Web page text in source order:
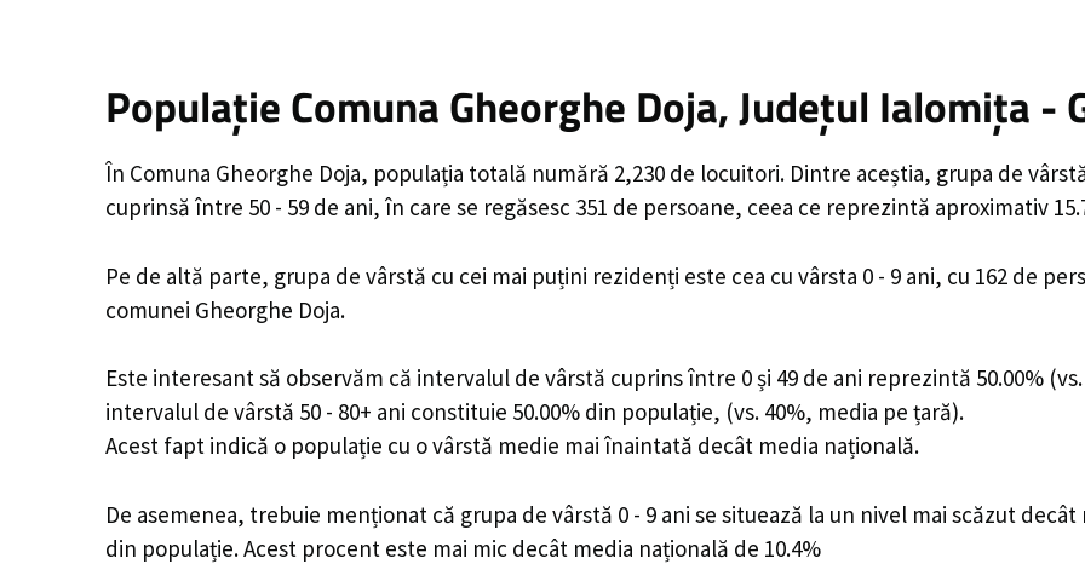
Populație Comuna Gheorghe Doja, Județul Ialomița -
În Comuna Gheorghe Doja, populația totală numără 2,230 de locuitori. Dintre aceștia, grupa de
cuprinsă între 50 - 59 de ani, în care se regăsesc 351 de persoane, ceea ce reprezintă aproximativ
Pe de altă parte, grupa de vârstă cu cei mai puțini rezidenți este cea cu vârsta 0 - 9 ani, cu 162 de
comunei Gheorghe Doja.
Este interesant să observăm că intervalul de vârstă cuprins între 0 și 49 de ani reprezintă 50.00%
intervalul de vârstă 50 - 80+ ani constituie 50.00% din populație, (vs. 40%, media pe țară).
Acest fapt indică o populație cu o vârstă medie mai înaintată decât media națională.
De asemenea, trebuie menționat că grupa de vârstă 0 - 9 ani se situează la un nivel mai scăzut
din populație. Acest procent este mai mic decât media națională de 10.4%